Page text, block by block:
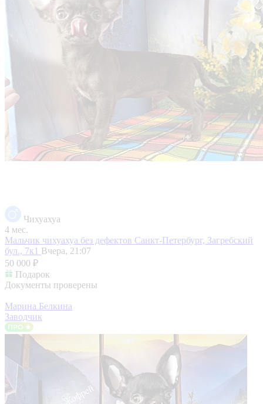
Чихуахуа
4 мес.
Мальчик чихуахуа без дефектов Санкт-Петербург, Загребский
бул., 7к1 Вчера, 21:07
50 000 ₽
Подарок
Документы проверены
Марина Белкина
Заводчик